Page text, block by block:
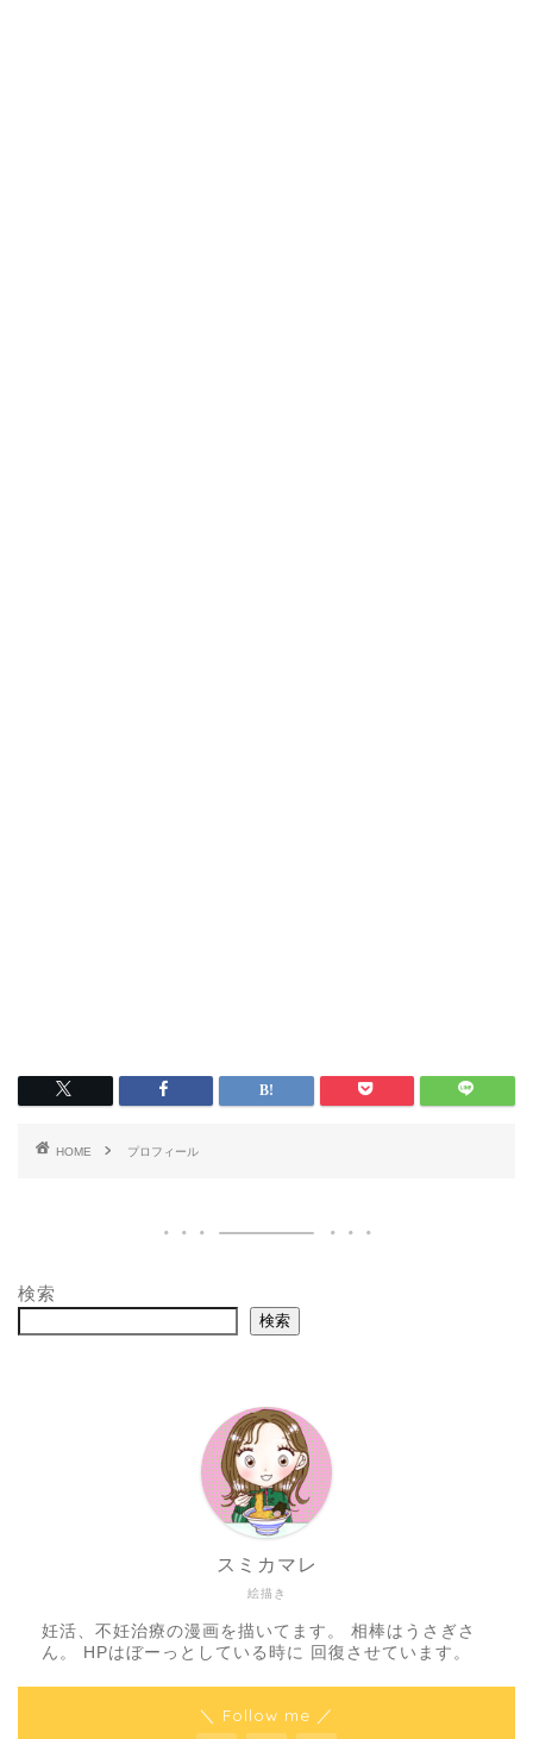
HOME プロフィール
検索
検索
絵描き
スミカマレ
妊活、不妊治療の漫画を描いてます。 相棒はうさぎさ
ん。 HPはぼーっとしている時に 回復させています。
＼ Follow me ／